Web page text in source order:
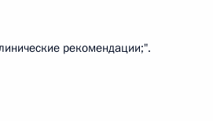
рекомендации;".